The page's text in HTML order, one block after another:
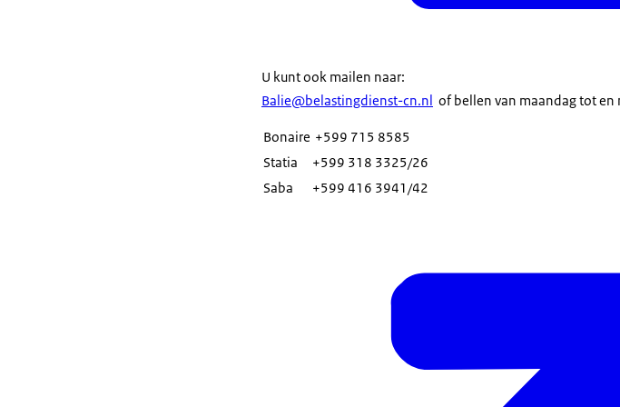
U kunt ook mailen naar:
Balie@belastingdienst-cn.nl of bellen van maandag tot en
Bonaire +599 715 8585
Statia
+599 318 3325/26
Saba
+599 416 3941/42